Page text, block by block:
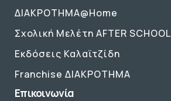
ΔΙΑΚΡΟΤΗΜΑ@Home
Σχολική Μελέτη AFTER SCHOOL
Εκδόσεις Καλαϊτζίδη
Franchise ΔΙΑΚΡΟΤΗΜΑ
Επικοινωνία